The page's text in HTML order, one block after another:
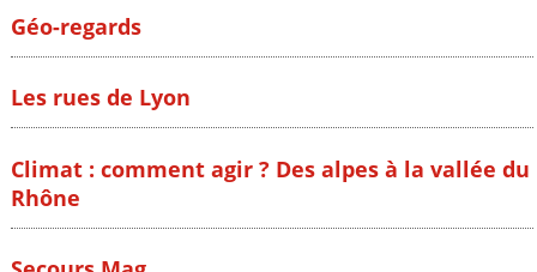
Géo-regards
Les rues de Lyon
Climat : comment agir ? Des alpes à la vallée du
Rhône